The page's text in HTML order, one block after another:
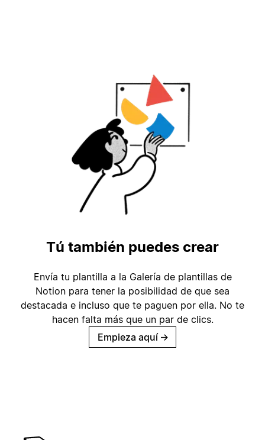
Tú también puedes crear
Envía tu plantilla a la Galería de plantillas de
Notion para tener la posibilidad de que sea
destacada e incluso que te paguen por ella. No te
hacen falta más que un par de clics.
Empieza aquí →